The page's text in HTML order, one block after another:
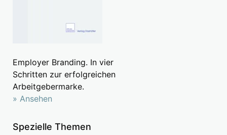
Employer Branding. In vier
Schritten zur erfolgreichen
Arbeitgebermarke.
» Ansehen
Spezielle Themen